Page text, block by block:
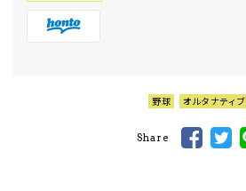
野球 オルタナティブ
Share